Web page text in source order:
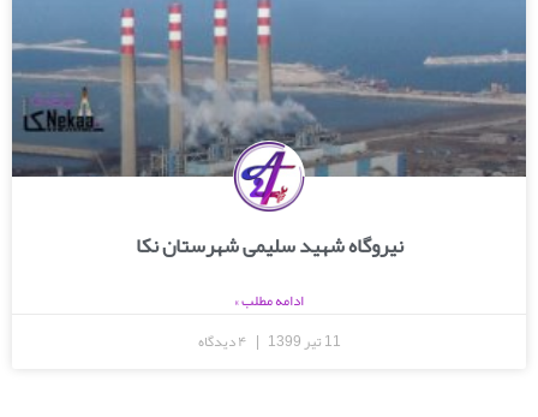
نیروگاه شهید سلیمی شهرستان نکا
ادامه مطلب »
11 تیر 1399